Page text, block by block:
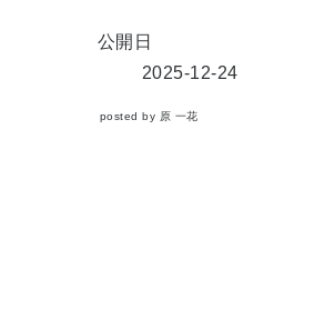
公開日
2025-12-24
posted by 原 一花